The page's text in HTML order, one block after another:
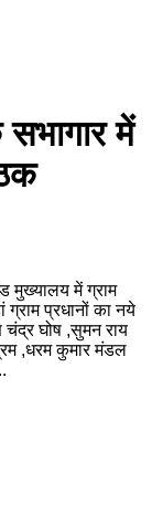
में
मुख्यालय में ग्राम
प्रधानों का नये
घोष ,सुमन राय
,धरम कुमार मंडल